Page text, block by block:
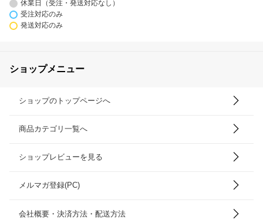
休業日（受注・発送対応なし）
受注対応のみ
発送対応のみ
ショップメニュー
ショップのトップページへ
商品カテゴリ一覧へ
ショップレビューを見る
メルマガ登録(PC)
会社概要・決済方法・配送方法